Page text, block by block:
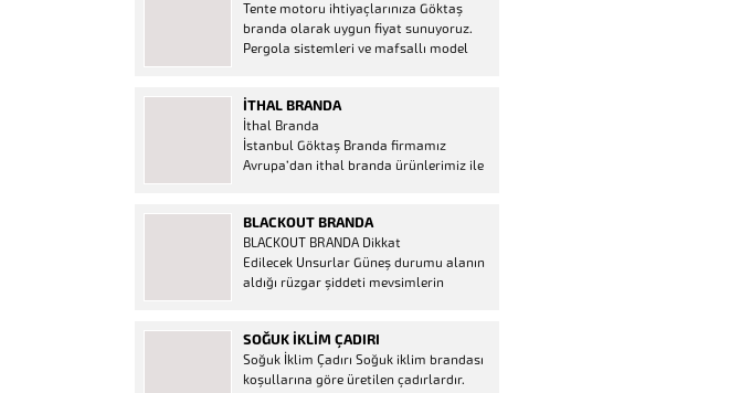
Tente motoru ihtiyaçlarınıza Göktaş
branda olarak uygun fiyat sunuyoruz.
Pergola sistemleri ve mafsallı model
mevcuttur. Kumanda ve diğer aparatlar
firmamızda mevcuttur.
İTHAL BRANDA
İthal Branda
İstanbul Göktaş Branda firmamız
Avrupa’dan ithal branda ürünlerimiz ile
Ürün Al dükkanı ürünleri peşin fiyatına
bol taksitle Göktaş Branda Çeşitleri
Adresinde, 1.kalite ithal ürün ne demek
Brandacı sektöründe faaliyet gösteren,
BLACKOUT BRANDA
BLACKOUT BRANDA Dikkat
Edilecek Unsurlar Güneş durumu alanın
aldığı rüzgar şiddeti mevsimlerin
düşünmeniz gereken bir kaç faktörden
biridir. Türkiye’nin lider Branda markası
Göktaş Branda, Hazine ve Maliye Bakanı
SOĞUK İKLIM ÇADIRI
Soğuk İklim Çadırı Soğuk iklim brandası
koşullarına göre üretilen çadırlardır.